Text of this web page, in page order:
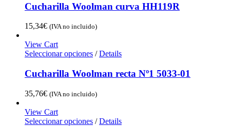
Cucharilla Woolman curva HH119R
15,34€ (IVA no incluido)
View Cart
Seleccionar opciones / Details
Cucharilla Woolman recta Nº1 5033-01
35,76€ (IVA no incluido)
View Cart
Seleccionar opciones / Details